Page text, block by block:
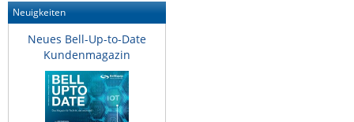
Neuigkeiten
Neues Bell-Up-to-Date
Kundenmagazin